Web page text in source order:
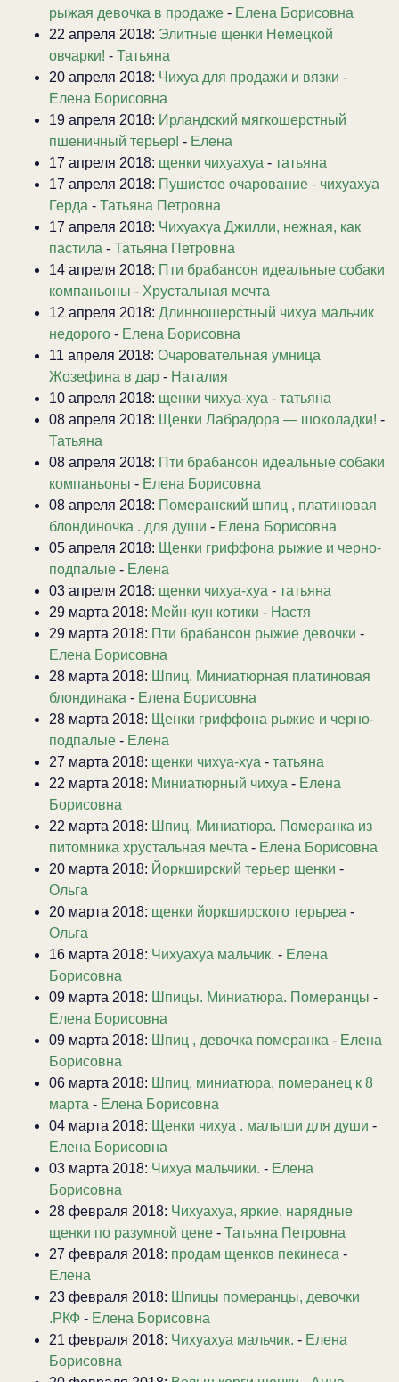
рыжая девочка в продаже - Елена Борисовна
22 апреля 2018: Элитные щенки Немецкой
овчарки! - Татьяна
20 апреля 2018: Чихуа для продажи и вязки -
Елена Борисовна
19 апреля 2018: Ирландский мягкошерстный
пшеничный терьер! - Елена
17 апреля 2018: щенки чихуахуа - татьяна
17 апреля 2018: Пушистое очарование - чихуахуа
Герда - Татьяна Петровна
17 апреля 2018: Чихуахуа Джилли, нежная, как
пастила - Татьяна Петровна
14 апреля 2018: Пти брабансон идеальные собаки
компаньоны - Хрустальная мечта
12 апреля 2018: Длинношерстный чихуа мальчик
недорого - Елена Борисовна
11 апреля 2018: Очаровательная умница
Жозефина в дар - Наталия
10 апреля 2018: щенки чихуа-хуа - татьяна
08 апреля 2018: Щенки Лабрадора — шоколадки! -
Татьяна
08 апреля 2018: Пти брабансон идеальные собаки
компаньоны - Елена Борисовна
08 апреля 2018: Померанский шпиц , платиновая
блондиночка . для души - Елена Борисовна
05 апреля 2018: Щенки гриффона рыжие и черно-
подпалые - Елена
03 апреля 2018: щенки чихуа-хуа - татьяна
29 марта 2018: Мейн-кун котики - Настя
29 марта 2018: Пти брабансон рыжие девочки -
Елена Борисовна
28 марта 2018: Шпиц. Миниатюрная платиновая
блондинака - Елена Борисовна
28 марта 2018: Щенки гриффона рыжие и черно-
подпалые - Елена
27 марта 2018: щенки чихуа-хуа - татьяна
22 марта 2018: Миниатюрный чихуа - Елена
Борисовна
22 марта 2018: Шпиц. Миниатюра. Померанка из
питомника хрустальная мечта - Елена Борисовна
20 марта 2018: Йоркширский терьер щенки -
Ольга
20 марта 2018: щенки йоркширского терьреа -
Ольга
16 марта 2018: Чихуахуа мальчик. - Елена
Борисовна
09 марта 2018: Шпицы. Миниатюра. Померанцы -
Елена Борисовна
09 марта 2018: Шпиц , девочка померанка - Елена
Борисовна
06 марта 2018: Шпиц, миниатюра, померанец к 8
марта - Елена Борисовна
04 марта 2018: Щенки чихуа . малыши для души -
Елена Борисовна
03 марта 2018: Чихуа мальчики. - Елена
Борисовна
28 февраля 2018: Чихуахуа, яркие, нарядные
щенки по разумной цене - Татьяна Петровна
27 февраля 2018: продам щенков пекинеса -
Елена
23 февраля 2018: Шпицы померанцы, девочки
.РКФ - Елена Борисовна
21 февраля 2018: Чихуахуа мальчик. - Елена
Борисовна